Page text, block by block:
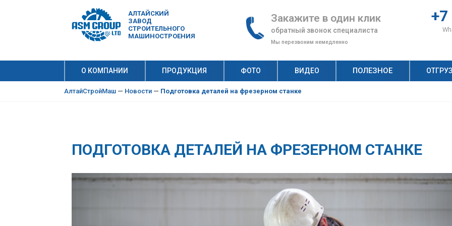
АЛТАЙСКИЙ
ЗАВОД
СТРОИТЕЛЬНОГО
МАШИНОСТРОЕНИЯ
Закажите в один клик
обратный звонок специалиста
Мы перезвоним немедленно
О КОМПАНИИ ПРОДУКЦИЯ ФОТО ВИДЕО ПОЛЕЗНОЕ
АлтайСтройМаш — Новости — Подготовка деталей на фрезерном станке
ПОДГОТОВКА ДЕТАЛЕЙ НА ФРЕЗЕРНОМ СТАНКЕ